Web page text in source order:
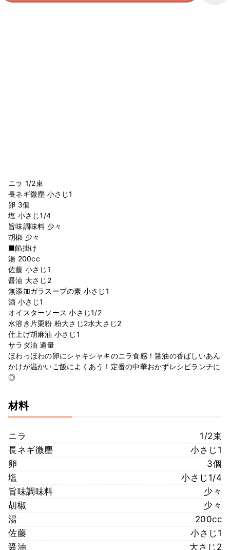
ニラ 1/2束
長ネギ微塵 小さじ1
卵 3個
塩 小さじ1/4
旨味調味料 少々
胡椒 少々
■餡掛け
湯 200cc
佐藤 小さじ1
醤油 大さじ2
無添加ガラスープの素 小さじ1
酒 小さじ1
オイスターソース 小さじ1/2
水溶き片栗粉 粉大さじ2水大さじ2
仕上げ胡麻油 小さじ1
サラダ油 適量
ほわっほわの卵にシャキシャキのニラ食感！醤油の香ばしいあん
かけが温かいご飯によくあう！定番の中華おかずレシピランチに
◎
材料
ニラ
1/2束
長ネギ微塵
小さじ1
卵
3個
塩
小さじ1/4
旨味調味料
少々
胡椒
少々
湯
200cc
佐藤
小さじ1
醤油
大さじ2